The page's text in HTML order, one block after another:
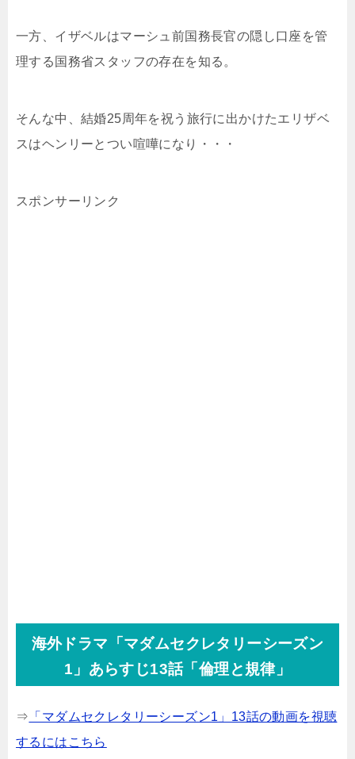
一方、イザベルはマーシュ前国務長官の隠し口座を管
理する国務省スタッフの存在を知る。
そんな中、結婚25周年を祝う旅行に出かけたエリザベ
スはヘンリーとつい喧嘩になり・・・
スポンサーリンク
海外ドラマ「マダムセクレタリーシーズン
1」あらすじ13話「倫理と規律」
⇒ 「マダムセクレタリーシーズン1」13話の動画を視聴
するにはこちら